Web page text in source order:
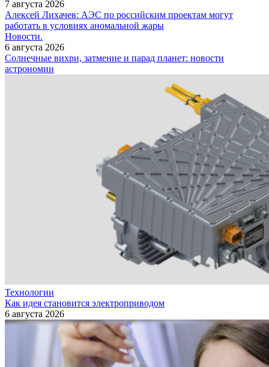
7 августа 2026
Алексей Лихачев: АЭС по российским проектам могут
работать в условиях аномальной жары
Новости.
6 августа 2026
Солнечные вихри, затмение и парад планет: новости
астрономии
Технологии
Как идея становится электроприводом
6 августа 2026